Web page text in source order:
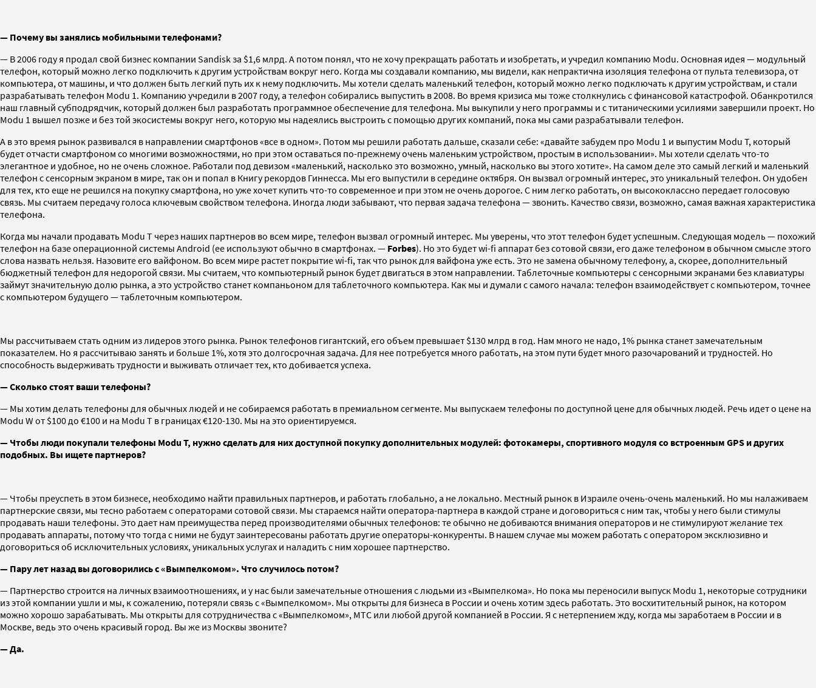
— Почему вы занялись мобильными телефонами?
— В 2006 году я продал свой бизнес компании Sandisk за $1,6 млрд. А потом понял, что не хочу прекращать работать и изобретать, и учредил компанию Modu. Основная идея — модульный
телефон, который можно легко подключить к другим устройствам вокруг него. Когда мы создавали компанию, мы видели, как непрактична изоляция телефона от пульта телевизора, от
компьютера, от машины, и что должен быть легкий путь их к нему подключить. Мы хотели сделать маленький телефон, который можно легко подключать к другим устройствам, и стали
разрабатывать телефон Modu 1. Компанию учредили в 2007 году, а телефон собирались выпустить в 2008. Во время кризиса мы тоже столкнулись с финансовой катастрофой. Обанкротился
наш главный субподрядчик, который должен был разработать программное обеспечение для телефона. Мы выкупили у него программы и с титаническими усилиями завершили проект. Но
Modu 1 вышел позже и без той экосистемы вокруг него, которую мы надеялись выстроить с помощью других компаний, пока мы сами разрабатывали телефон.
А в это время рынок развивался в направлении смартфонов «все в одном». Потом мы решили работать дальше, сказали себе: «давайте забудем про Modu 1 и выпустим Modu T, который
будет отчасти смартфоном со многими возможностями, но при этом оставаться по-прежнему очень маленьким устройством, простым в использовании». Мы хотели сделать что-то
элегантное и удобное, но не очень сложное. Работали под девизом «маленький, насколько это возможно, умный, насколько вы этого хотите». На самом деле это самый легкий и маленький
телефон с сенсорным экраном в мире, так он и попал в Книгу рекордов Гиннесса. Мы его выпустили в середине октября. Он вызвал огромный интерес, это уникальный телефон. Он удобен
для тех, кто еще не решился на покупку смартфона, но уже хочет купить что-то современное и при этом не очень дорогое. С ним легко работать, он высококлассно передает голосовую
связь. Мы считаем передачу голоса ключевым свойством телефона. Иногда люди забывают, что первая задача телефона — звонить. Качество связи, возможно, самая важная характеристика
телефона.
Когда мы начали продавать Modu T через наших партнеров во всем мире, телефон вызвал огромный интерес. Мы уверены, что этот телефон будет успешным. Следующая модель — похожий
телефон на базе операционной системы Android (ее используют обычно в смартфонах. — Forbes). Но это будет wi-fi аппарат без сотовой связи, его даже телефоном в обычном смысле этого
слова назвать нельзя. Назовите его вайфоном. Во всем мире растет покрытие wi-fi, так что рынок для вайфона уже есть. Это не замена обычному телефону, а, скорее, дополнительный
бюджетный телефон для недорогой связи. Мы считаем, что компьютерный рынок будет двигаться в этом направлении. Таблеточные компьютеры с сенсорными экранами без клавиатуры
займут значительную долю рынка, а это устройство станет компаньоном для таблеточного компьютера. Как мы и думали с самого начала: телефон взаимодействует с компьютером, точнее
с компьютером будущего — таблеточным компьютером.
Мы рассчитываем стать одним из лидеров этого рынка. Рынок телефонов гигантский, его объем превышает $130 млрд в год. Нам много не надо, 1% рынка станет замечательным
показателем. Но я рассчитываю занять и больше 1%, хотя это долгосрочная задача. Для нее потребуется много работать, на этом пути будет много разочарований и трудностей. Но
способность выдерживать трудности и выживать отличает тех, кто добивается успеха.
— Cколько стоят ваши телефоны?
— Мы хотим делать телефоны для обычных людей и не собираемся работать в премиальном сегменте. Мы выпускаем телефоны по доступной цене для обычных людей. Речь идет о цене на
Modu W от $100 до €100 и на Modu T в границах €120-130. Мы на это ориентируемся.
— Чтобы люди покупали телефоны Modu T, нужно сделать для них доступной покупку дополнительных модулей: фотокамеры, спортивного модуля со встроенным GPS и других
подобных. Вы ищете партнеров?
— Чтобы преуспеть в этом бизнесе, необходимо найти правильных партнеров, и работать глобально, а не локально. Местный рынок в Израиле очень-очень маленький. Но мы налаживаем
партнерские связи, мы тесно работаем с операторами сотовой связи. Мы стараемся найти оператора-партнера в каждой стране и договориться с ним так, чтобы у него были стимулы
продавать наши телефоны. Это дает нам преимущества перед производителями обычных телефонов: те обычно не добиваются внимания операторов и не стимулируют желание тех
продавать аппараты, потому что тогда с ними не будут заинтересованы работать другие операторы-конкуренты. В нашем случае мы можем работать с оператором эксклюзивно и
договориться об исключительных условиях, уникальных услугах и наладить с ним хорошее партнерство.
— Пару лет назад вы договорились с «Вымпелкомом». Что случилось потом?
— Партнерство строится на личных взаимоотношениях, и у нас были замечательные отношения с людьми из «Вымпелкома». Но пока мы переносили выпуск Modu 1, некоторые сотрудники
из этой компании ушли и мы, к сожалению, потеряли связь с «Вымпелкомом». Мы открыты для бизнеса в России и очень хотим здесь работать. Это восхитительный рынок, на котором
можно хорошо зарабатывать. Мы открыты для сотрудничества с «Вымпелкомом», МТС или любой другой компанией в России. Я с нетерпением жду, когда мы заработаем в России и в
Москве, ведь это очень красивый город. Вы же из Москвы звоните?
— Да.